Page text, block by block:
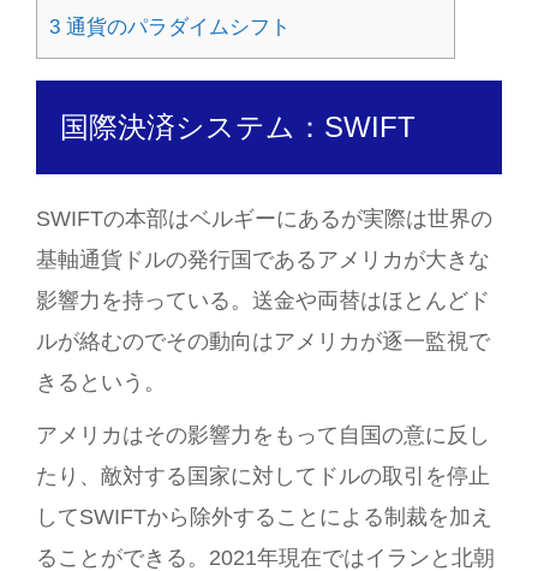
3 通貨のパラダイムシフト
国際決済システム：SWIFT
SWIFTの本部はベルギーにあるが実際は世界の
基軸通貨ドルの発行国であるアメリカが大きな
影響力を持っている。送金や両替はほとんどド
ルが絡むのでその動向はアメリカが逐一監視で
きるという。
アメリカはその影響力をもって自国の意に反し
たり、敵対する国家に対してドルの取引を停止
してSWIFTから除外することによる制裁を加え
ることができる。2021年現在ではイランと北朝